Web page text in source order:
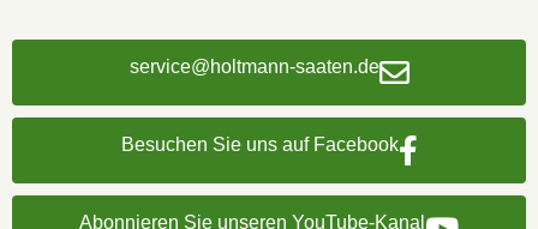
service@holtmann-saaten.de
Besuchen Sie uns auf Facebook
Abonnieren Sie unseren YouTube-Kanal